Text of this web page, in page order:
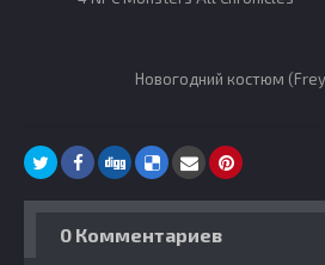
Новогодний костюм
0 Комментариев